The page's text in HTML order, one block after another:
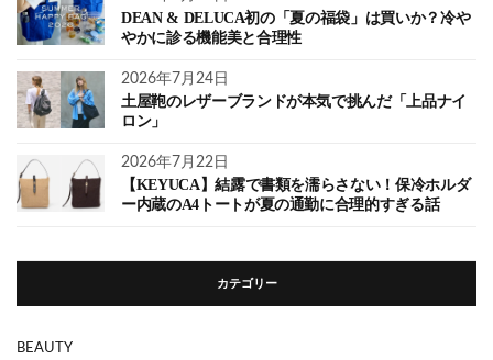
DEAN & DELUCA初の「夏の福袋」は買いか？冷や
やかに診る機能美と合理性
2026年7月24日
土屋鞄のレザーブランドが本気で挑んだ「上品ナイ
ロン」
2026年7月22日
【KEYUCA】結露で書類を濡らさない！保冷ホルダ
ー内蔵のA4トートが夏の通勤に合理的すぎる話
カテゴリー
BEAUTY